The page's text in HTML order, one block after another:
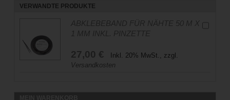
VERWANDTE PRODUKTE
ABKLEBEBAND FÜR NÄHTE 50 M X
1 MM INKL. PINZETTE
27,00 €
Inkl. 20% MwSt., zzgl.
Versandkosten